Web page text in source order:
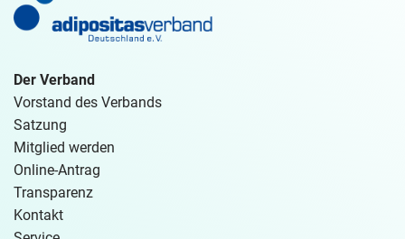
Der Verband
Vorstand des Verbands
Satzung
Mitglied werden
Online-Antrag
Transparenz
Kontakt